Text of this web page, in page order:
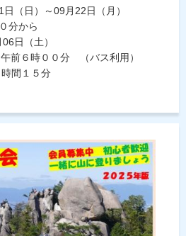
（日）～09月22日（月）
分から
日（土）
前６時００分 （バス利用）
間１５分